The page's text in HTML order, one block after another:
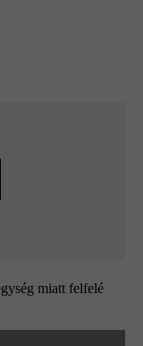
miatt felfelé